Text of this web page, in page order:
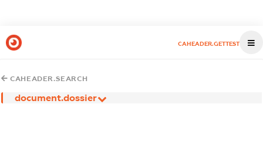
CAHEADER.GETTEST
CAHEADER.SEARCH
document.dossier